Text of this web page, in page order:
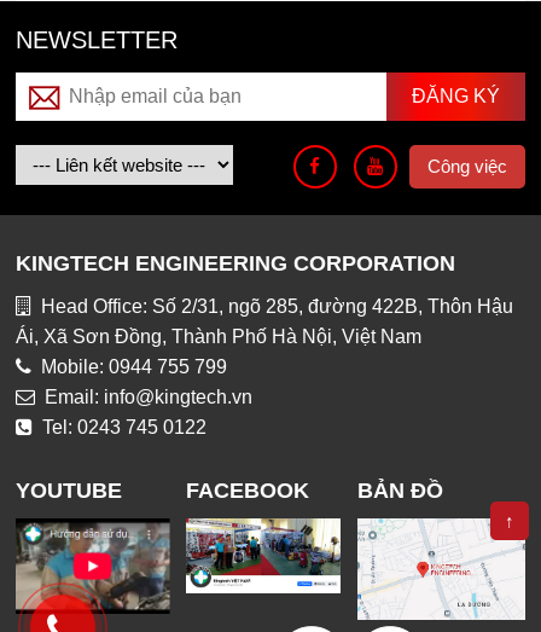
NEWSLETTER
Công việc
KINGTECH ENGINEERING CORPORATION
Head Office: Số 2/31, ngõ 285, đường 422B, Thôn Hậu
Ái, Xã Sơn Đồng, Thành Phố Hà Nội, Việt Nam
Mobile: 0944 755 799
Email: info@kingtech.vn
Tel: 0243 745 0122
YOUTUBE FACEBOOK BẢN ĐỒ
↑